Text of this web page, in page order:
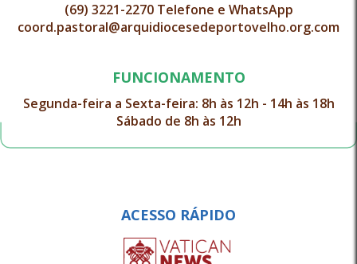
(69) 3221-2270 Telefone e WhatsApp
coord.pastoral@arquidiocesedeportovelho.org.com
FUNCIONAMENTO
Segunda-feira a Sexta-feira: 8h às 12h - 14h às 18h
Sábado de 8h às 12h
ACESSO RÁPIDO